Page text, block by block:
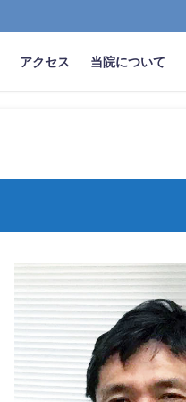
アクセス 当院について